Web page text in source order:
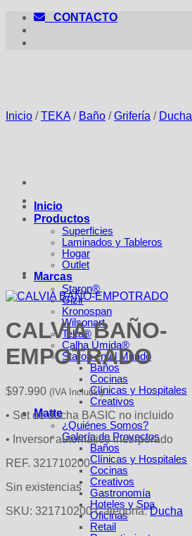
Saltar
contenido
CONTACTO
Inicio
Productos
Superficies
Laminados y Tableros
Hogar
Outlet
Marcas
Staron®
Gizir
Kronospan
Wilsonart
Teka®
Calha Úmida®
Staron en el Mundo
Baños
Cocinas
Clínicas y Hospitales
Creativos
Matte
¿Quiénes Somos?
Galería de Proyectos
Baños
Clínicas y Hospitales
Cocinas
Creativos
Gastronomía
Hoteles y Spa
Oficinas
Retail
Inicio / TEKA / Baño / Grifería / Ducha
CALVIA BAÑO-
EMPOTRADO
$97.990 (IVA Incluido)
• Set de ducha BASIC no incluido
• Inversor automático incorporado
REF. 321710200
Sin existencias
SKU: 321710200 Categoría:Ducha